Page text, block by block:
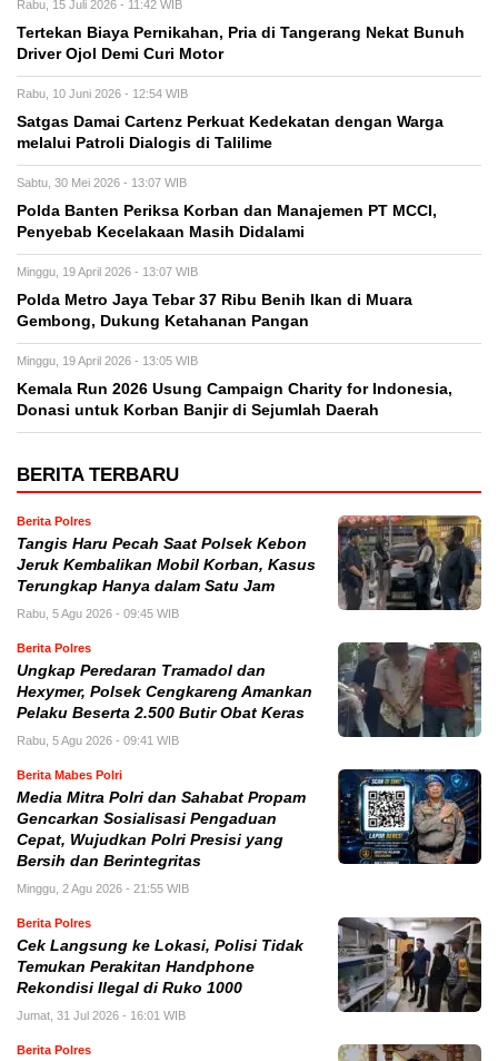
Rabu, 15 Juli 2026 - 11:42 WIB
Tertekan Biaya Pernikahan, Pria di Tangerang Nekat Bunuh
Driver Ojol Demi Curi Motor
Rabu, 10 Juni 2026 - 12:54 WIB
Satgas Damai Cartenz Perkuat Kedekatan dengan Warga
melalui Patroli Dialogis di Talilime
Sabtu, 30 Mei 2026 - 13:07 WIB
Polda Banten Periksa Korban dan Manajemen PT MCCI,
Penyebab Kecelakaan Masih Didalami
Minggu, 19 April 2026 - 13:07 WIB
Polda Metro Jaya Tebar 37 Ribu Benih Ikan di Muara
Gembong, Dukung Ketahanan Pangan
Minggu, 19 April 2026 - 13:05 WIB
Kemala Run 2026 Usung Campaign Charity for Indonesia,
Donasi untuk Korban Banjir di Sejumlah Daerah
BERITA TERBARU
Berita Polres
Tangis Haru Pecah Saat Polsek Kebon
Jeruk Kembalikan Mobil Korban, Kasus
Terungkap Hanya dalam Satu Jam
Rabu, 5 Agu 2026 - 09:45 WIB
Berita Polres
Ungkap Peredaran Tramadol dan
Hexymer, Polsek Cengkareng Amankan
Pelaku Beserta 2.500 Butir Obat Keras
Rabu, 5 Agu 2026 - 09:41 WIB
Berita Mabes Polri
Media Mitra Polri dan Sahabat Propam
Gencarkan Sosialisasi Pengaduan
Cepat, Wujudkan Polri Presisi yang
Bersih dan Berintegritas
Minggu, 2 Agu 2026 - 21:55 WIB
Berita Polres
Cek Langsung ke Lokasi, Polisi Tidak
Temukan Perakitan Handphone
Rekondisi Ilegal di Ruko 1000
Jumat, 31 Jul 2026 - 16:01 WIB
Berita Polres